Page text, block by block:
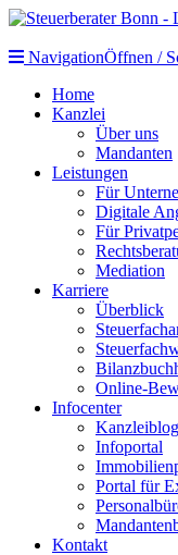
NavigationÖffnen /
Home
Kanzlei
Über uns
Mandanten
Leistungen
Für
Digitale
Für
Mediation
Karriere
Überblick
Online-
Infocenter
Kanzleiblog
Infoportal
Portal für
Kontakt